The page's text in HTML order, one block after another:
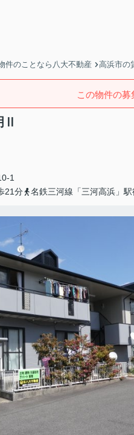
件のことなら八大不動産 高浜市の
この物件の募
Ⅱ
1
21分
名鉄三河線「三河高浜」